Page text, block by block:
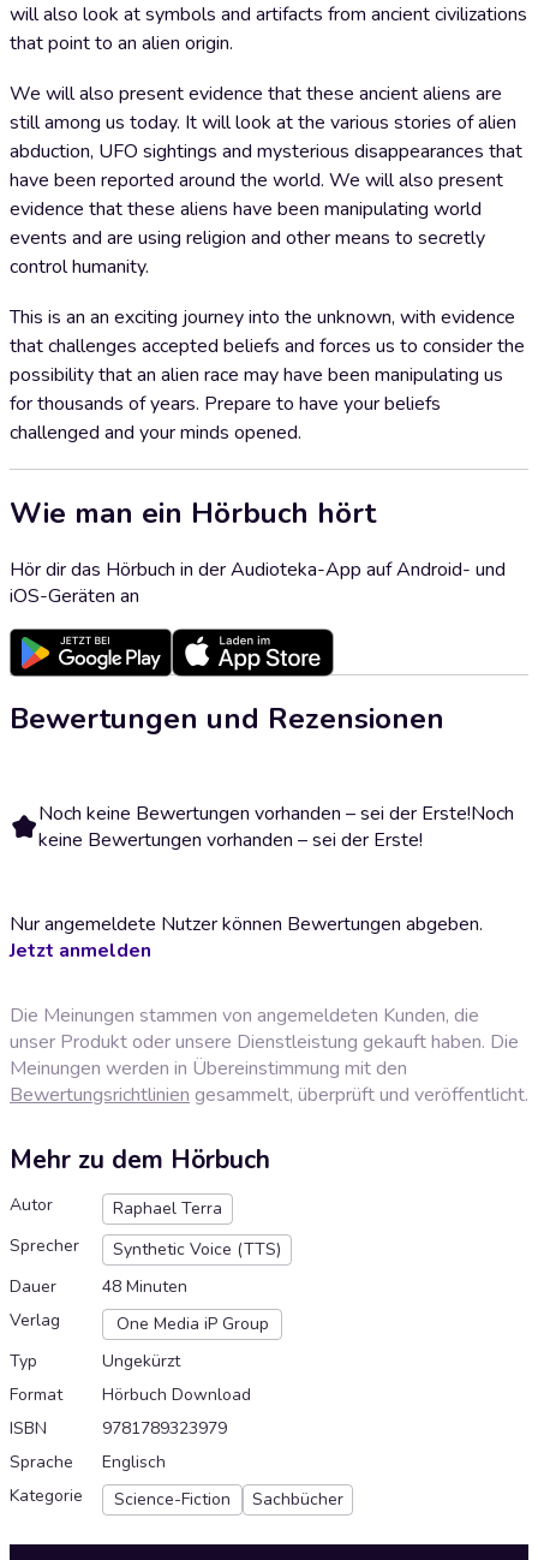
will also look at symbols and artifacts from ancient civilizations
that point to an alien origin.
We will also present evidence that these ancient aliens are
still among us today. It will look at the various stories of alien
abduction, UFO sightings and mysterious disappearances that
have been reported around the world. We will also present
evidence that these aliens have been manipulating world
events and are using religion and other means to secretly
control humanity.
This is an an exciting journey into the unknown, with evidence
that challenges accepted beliefs and forces us to consider the
possibility that an alien race may have been manipulating us
for thousands of years. Prepare to have your beliefs
challenged and your minds opened.
Wie man ein Hörbuch hört
Hör dir das Hörbuch in der Audioteka-App auf Android- und
iOS-Geräten an
Bewertungen und Rezensionen
Noch keine Bewertungen vorhanden – sei der Erste!Noch
keine Bewertungen vorhanden – sei der Erste!
Nur angemeldete Nutzer können Bewertungen abgeben.
Jetzt anmelden
Die Meinungen stammen von angemeldeten Kunden, die
unser Produkt oder unsere Dienstleistung gekauft haben. Die
Meinungen werden in Übereinstimmung mit den
Bewertungsrichtlinien gesammelt, überprüft und veröffentlicht.
Mehr zu dem Hörbuch
Autor
Raphael Terra
Sprecher
Synthetic Voice (TTS)
Dauer
48 Minuten
Verlag
One Media iP Group
Typ
Ungekürzt
Format
Hörbuch Download
ISBN
9781789323979
Sprache
Englisch
Kategorie
Science-Fiction Sachbücher